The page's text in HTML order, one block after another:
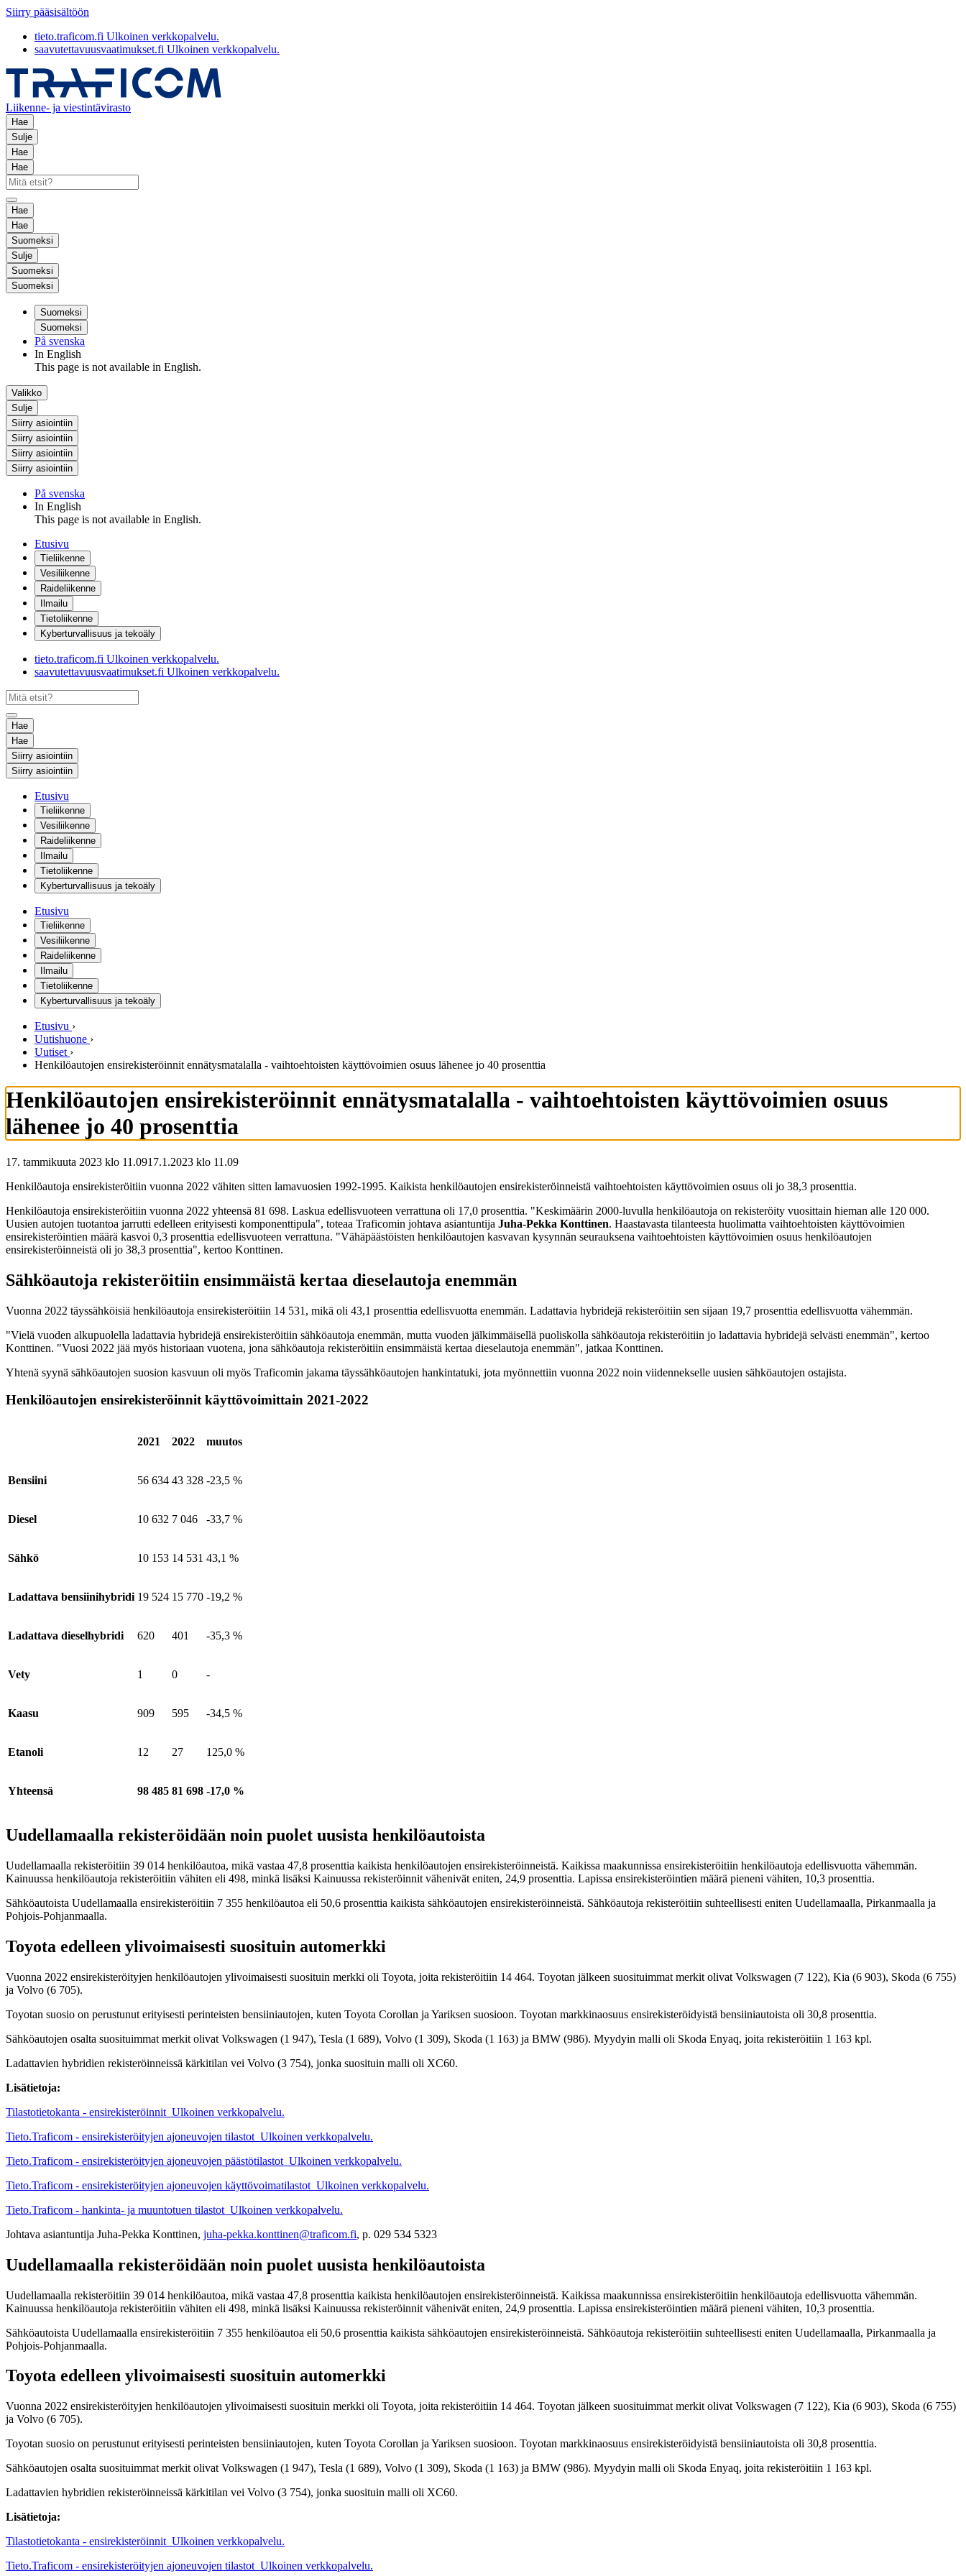
Siirry pääsisältöön
tieto.traficom.fi Ulkoinen verkkopalvelu.
saavutettavuusvaatimukset.fi Ulkoinen verkkopalvelu.
Liikenne- ja viestintävirasto
Hae
Sulje
Hae
Hae
Hae
Hae
Suomeksi
Sulje
Suomeksi
Suomeksi
Suomeksi
Suomeksi
På svenska
In English
This page is not available in English.
Valikko
Sulje
Siirry asiointiin
Siirry asiointiin
Siirry asiointiin
Siirry asiointiin
På svenska
In English
This page is not available in English.
Etusivu
Tieliikenne
Vesiliikenne
Raideliikenne
Ilmailu
Tietoliikenne
Kyberturvallisuus ja tekoäly
tieto.traficom.fi Ulkoinen verkkopalvelu.
saavutettavuusvaatimukset.fi Ulkoinen verkkopalvelu.
Hae
Hae
Siirry asiointiin
Siirry asiointiin
Etusivu
Tieliikenne
Vesiliikenne
Raideliikenne
Ilmailu
Tietoliikenne
Kyberturvallisuus ja tekoäly
Etusivu
Tieliikenne
Vesiliikenne
Raideliikenne
Ilmailu
Tietoliikenne
Kyberturvallisuus ja tekoäly
Etusivu ›
Uutishuone ›
Uutiset ›
Henkilöautojen ensirekisteröinnit ennätysmatalalla - vaihtoehtoisten käyttövoimien osuus lähenee jo 40 prosenttia
Henkilöautojen ensirekisteröinnit ennätysmatalalla - vaihtoehtoisten käyttövoimien osuus
lähenee jo 40 prosenttia
17. tammikuuta 2023 klo 11.0917.1.2023 klo 11.09
Henkilöautoja ensirekisteröitiin vuonna 2022 vähiten sitten lamavuosien 1992-1995. Kaikista henkilöautojen ensirekisteröinneistä vaihtoehtoisten käyttövoimien osuus oli jo 38,3 prosenttia.
Henkilöautoja ensirekisteröitiin vuonna 2022 yhteensä 81 698. Laskua edellisvuoteen verrattuna oli 17,0 prosenttia. "Keskimäärin 2000-luvulla henkilöautoja on rekisteröity vuosittain hieman alle 120 000.
Uusien autojen tuotantoa jarrutti edelleen erityisesti komponenttipula", toteaa Traficomin johtava asiantuntija Juha-Pekka Konttinen. Haastavasta tilanteesta huolimatta vaihtoehtoisten käyttövoimien
ensirekisteröintien määrä kasvoi 0,3 prosenttia edellisvuoteen verrattuna. "Vähäpäästöisten henkilöautojen kasvavan kysynnän seurauksena vaihtoehtoisten käyttövoimien osuus henkilöautojen
ensirekisteröinneistä oli jo 38,3 prosenttia", kertoo Konttinen.
Sähköautoja rekisteröitiin ensimmäistä kertaa dieselautoja enemmän
Vuonna 2022 täyssähköisiä henkilöautoja ensirekisteröitiin 14 531, mikä oli 43,1 prosenttia edellisvuotta enemmän. Ladattavia hybridejä rekisteröitiin sen sijaan 19,7 prosenttia edellisvuotta vähemmän.
"Vielä vuoden alkupuolella ladattavia hybridejä ensirekisteröitiin sähköautoja enemmän, mutta vuoden jälkimmäisellä puoliskolla sähköautoja rekisteröitiin jo ladattavia hybridejä selvästi enemmän", kertoo
Konttinen. "Vuosi 2022 jää myös historiaan vuotena, jona sähköautoja rekisteröitiin ensimmäistä kertaa dieselautoja enemmän", jatkaa Konttinen.
Yhtenä syynä sähköautojen suosion kasvuun oli myös Traficomin jakama täyssähköautojen hankintatuki, jota myönnettiin vuonna 2022 noin viidennekselle uusien sähköautojen ostajista.
Henkilöautojen ensirekisteröinnit käyttövoimittain 2021-2022
2021 2022 muutos
Bensiini 56 634 43 328 -23,5 %
Diesel 10 632 7 046 -33,7 %
Sähkö 10 153 14 531 43,1 %
Ladattava bensiinihybridi 19 524 15 770 -19,2 %
Ladattava dieselhybridi 620 401 -35,3 %
Vety 1 0 -
Kaasu 909 595 -34,5 %
Etanoli 12 27 125,0 %
Yhteensä 98 485 81 698 -17,0 %
Uudellamaalla rekisteröidään noin puolet uusista henkilöautoista
Uudellamaalla rekisteröitiin 39 014 henkilöautoa, mikä vastaa 47,8 prosenttia kaikista henkilöautojen ensirekisteröinneistä. Kaikissa maakunnissa ensirekisteröitiin henkilöautoja edellisvuotta vähemmän.
Kainuussa henkilöautoja rekisteröitiin vähiten eli 498, minkä lisäksi Kainuussa rekisteröinnit vähenivät eniten, 24,9 prosenttia. Lapissa ensirekisteröintien määrä pieneni vähiten, 10,3 prosenttia.
Sähköautoista Uudellamaalla ensirekisteröitiin 7 355 henkilöautoa eli 50,6 prosenttia kaikista sähköautojen ensirekisteröinneistä. Sähköautoja rekisteröitiin suhteellisesti eniten Uudellamaalla, Pirkanmaalla ja
Pohjois-Pohjanmaalla.
Toyota edelleen ylivoimaisesti suosituin automerkki
Vuonna 2022 ensirekisteröityjen henkilöautojen ylivoimaisesti suosituin merkki oli Toyota, joita rekisteröitiin 14 464. Toyotan jälkeen suosituimmat merkit olivat Volkswagen (7 122), Kia (6 903), Skoda (6 755)
ja Volvo (6 705).
Toyotan suosio on perustunut erityisesti perinteisten bensiiniautojen, kuten Toyota Corollan ja Yariksen suosioon. Toyotan markkinaosuus ensirekisteröidyistä bensiiniautoista oli 30,8 prosenttia.
Sähköautojen osalta suosituimmat merkit olivat Volkswagen (1 947), Tesla (1 689), Volvo (1 309), Skoda (1 163) ja BMW (986). Myydyin malli oli Skoda Enyaq, joita rekisteröitiin 1 163 kpl.
Ladattavien hybridien rekisteröinneissä kärkitilan vei Volvo (3 754), jonka suosituin malli oli XC60.
Lisätietoja:
Tilastotietokanta - ensirekisteröinnit Ulkoinen verkkopalvelu.
Tieto.Traficom - ensirekisteröityjen ajoneuvojen tilastot Ulkoinen verkkopalvelu.
Tieto.Traficom - ensirekisteröityjen ajoneuvojen päästötilastot Ulkoinen verkkopalvelu.
Tieto.Traficom - ensirekisteröityjen ajoneuvojen käyttövoimatilastot Ulkoinen verkkopalvelu.
Tieto.Traficom - hankinta- ja muuntotuen tilastot Ulkoinen verkkopalvelu.
Johtava asiantuntija Juha-Pekka Konttinen, juha-pekka.konttinen@traficom.fi, p. 029 534 5323
Uudellamaalla rekisteröidään noin puolet uusista henkilöautoista
Uudellamaalla rekisteröitiin 39 014 henkilöautoa, mikä vastaa 47,8 prosenttia kaikista henkilöautojen ensirekisteröinneistä. Kaikissa maakunnissa ensirekisteröitiin henkilöautoja edellisvuotta vähemmän.
Kainuussa henkilöautoja rekisteröitiin vähiten eli 498, minkä lisäksi Kainuussa rekisteröinnit vähenivät eniten, 24,9 prosenttia. Lapissa ensirekisteröintien määrä pieneni vähiten, 10,3 prosenttia.
Sähköautoista Uudellamaalla ensirekisteröitiin 7 355 henkilöautoa eli 50,6 prosenttia kaikista sähköautojen ensirekisteröinneistä. Sähköautoja rekisteröitiin suhteellisesti eniten Uudellamaalla, Pirkanmaalla ja
Pohjois-Pohjanmaalla.
Toyota edelleen ylivoimaisesti suosituin automerkki
Vuonna 2022 ensirekisteröityjen henkilöautojen ylivoimaisesti suosituin merkki oli Toyota, joita rekisteröitiin 14 464. Toyotan jälkeen suosituimmat merkit olivat Volkswagen (7 122), Kia (6 903), Skoda (6 755)
ja Volvo (6 705).
Toyotan suosio on perustunut erityisesti perinteisten bensiiniautojen, kuten Toyota Corollan ja Yariksen suosioon. Toyotan markkinaosuus ensirekisteröidyistä bensiiniautoista oli 30,8 prosenttia.
Sähköautojen osalta suosituimmat merkit olivat Volkswagen (1 947), Tesla (1 689), Volvo (1 309), Skoda (1 163) ja BMW (986). Myydyin malli oli Skoda Enyaq, joita rekisteröitiin 1 163 kpl.
Ladattavien hybridien rekisteröinneissä kärkitilan vei Volvo (3 754), jonka suosituin malli oli XC60.
Lisätietoja:
Tilastotietokanta - ensirekisteröinnit Ulkoinen verkkopalvelu.
Tieto.Traficom - ensirekisteröityjen ajoneuvojen tilastot Ulkoinen verkkopalvelu.